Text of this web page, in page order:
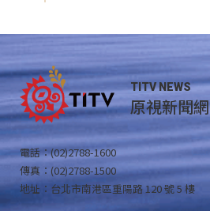
TITV NEWS
原視新聞網
電話：(02)2788-1600
傳真：(02)2788-1500
地址：台北市南港區重陽路 120 號 5 樓